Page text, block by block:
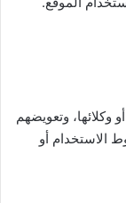
وكلائها، وتعويضهم
الاستخدام أو